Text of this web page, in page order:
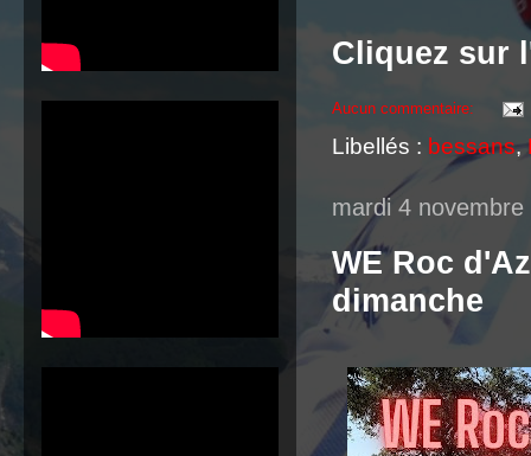
Cliquez sur
Aucun commentaire:
Libellés : bessans,
mardi 4 novembre
WE Roc
dimanche